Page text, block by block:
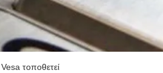
τοποθετεί